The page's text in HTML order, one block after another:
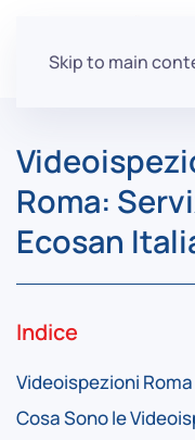
Skip to main
Roma:
Ecosan
Indice
Videoispezioni Roma
Cosa Sono le